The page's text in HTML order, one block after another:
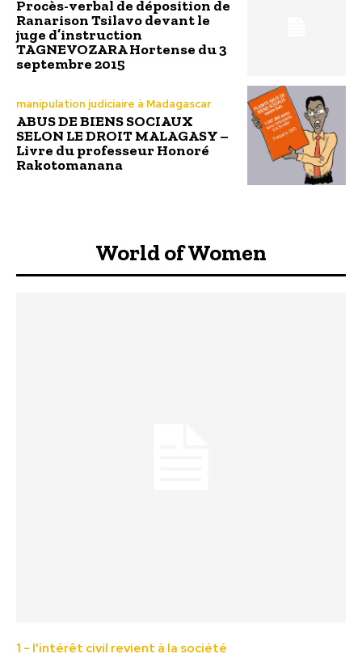
Procès-verbal de déposition de
Ranarison Tsilavo devant le
juge d’instruction
TAGNEVOZARA Hortense du 3
septembre 2015
manipulation judiciaire à Madagascar
ABUS DE BIENS SOCIAUX
SELON LE DROIT MALAGASY –
Livre du professeur Honoré
Rakotomanana
World of Women
1 - l'intérêt civil revient à la société